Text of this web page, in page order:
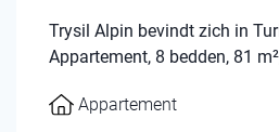
Trysil Alpin bevindt zich in
Appartement, 8 bedden, 81
Appartement